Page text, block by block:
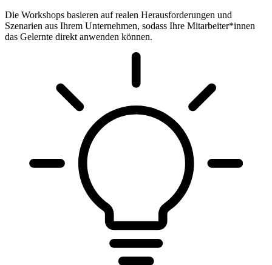
Die Workshops basieren auf realen Herausforderungen und
Szenarien aus Ihrem Unternehmen, sodass Ihre Mitarbeiter*innen
das Gelernte direkt anwenden können.